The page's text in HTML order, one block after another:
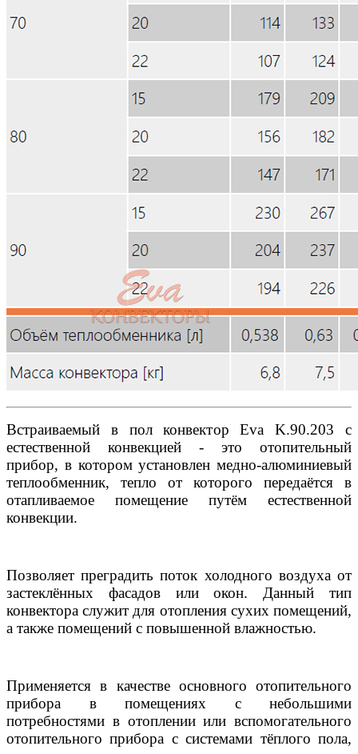
Встраиваемый в пол конвектор Eva K.90.203 с
естественной конвекцией - это отопительный
прибор, в котором установлен медно-алюминиевый
теплообменник, тепло от которого передаётся в
отапливаемое помещение путём естественной
конвекции.
Позволяет преградить поток холодного воздуха от
застеклённых фасадов или окон. Данный тип
конвектора служит для отопления сухих помещений,
а также помещений с повышенной влажностью.
Применяется в качестве основного отопительного
прибора в помещениях с небольшими
потребностями в отоплении или вспомогательного
отопительного прибора с системами тёплого пола,